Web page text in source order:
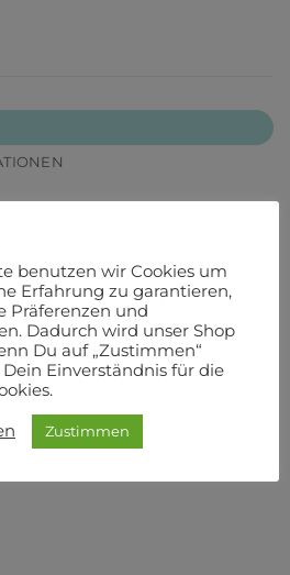
und universell
Mara wird mit der
Technology®(MCT)
erste Umspinnverfahren
Polyester.
benutzen wir Cookies um
Erfahrung zu garantieren,
Präferenzen und
Dadurch wird unser Shop
Du auf „Zustimmen“
Einverständnis für die
Zustimmen